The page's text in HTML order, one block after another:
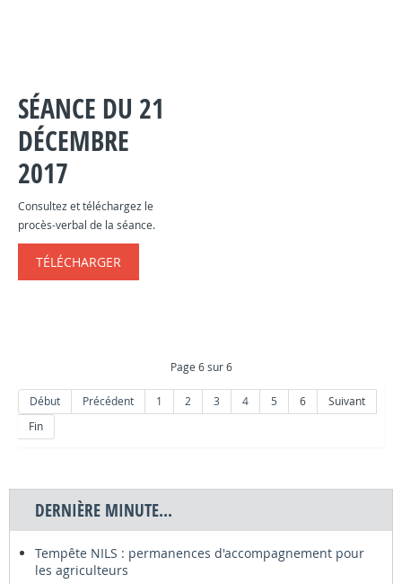
SÉANCE DU 21
DÉCEMBRE
2017
Consultez et téléchargez le
procès-verbal de la séance.
TÉLÉCHARGER
Page 6 sur 6
Début Précédent 1 2 3 4 5 6
Suivant
Fin
DERNIÈRE MINUTE...
Tempête NILS : permanences d'accompagnement pour
les agriculteurs